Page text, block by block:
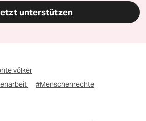
unterstützen
völker
#Menschenrechte